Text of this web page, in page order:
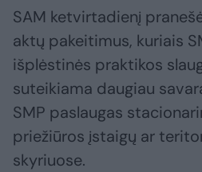
SAM ketvirtadienį
aktų pakeitimus, kuriais
išplėstinės praktikos
suteikiama daugiau
SMP paslaugas
priežiūros įstaigų ar
skyriuose.